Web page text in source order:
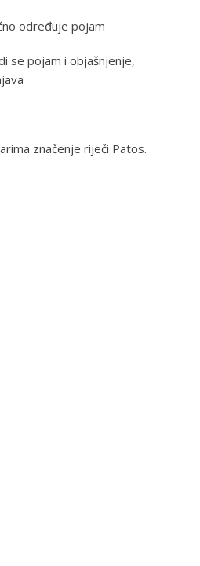
određuje pojam
se pojam i objašnjenje,
značenje riječi Patos.